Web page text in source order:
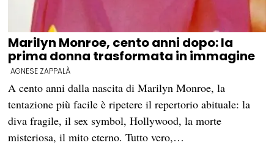
Marilyn Monroe, cento anni dopo: la
prima donna trasformata in immagine
AGNESE ZAPPALÀ
A cento anni dalla nascita di Marilyn Monroe, la
tentazione più facile è ripetere il repertorio abituale: la
diva fragile, il sex symbol, Hollywood, la morte
misteriosa, il mito eterno. Tutto vero,…